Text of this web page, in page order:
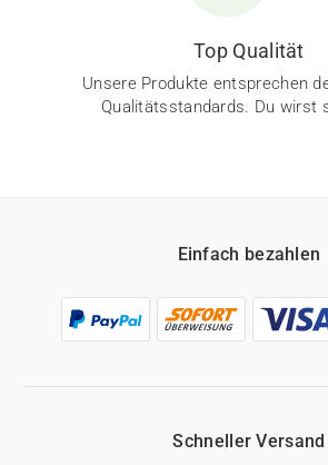
Top Qualität
Unsere Produkte entsprechen
Qualitätsstandards. Du wirst
Einfach bezahlen
Schneller Versand